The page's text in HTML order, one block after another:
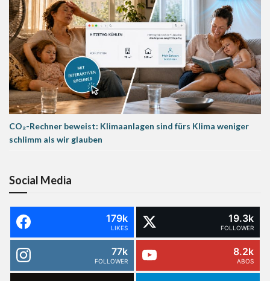
CO₂-Rechner beweist: Klimaanlagen sind fürs Klima weniger
schlimm als wir glauben
Social Media
179k
LIKES
19.3k
FOLLOWER
77k
FOLLOWER
8.2k
ABOS